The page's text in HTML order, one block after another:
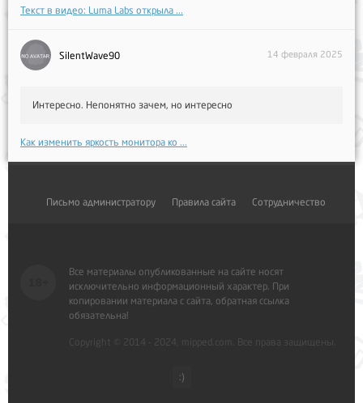
Текст в видео: Luma Labs открыла ...
SilentWave90 14 февраля 2025
Интересно. Непонятно зачем, но интересно
Как изменить яркость монитора ко ...
Письмо администратору Правила сайта Сотрудничество
Все материалы опубликованные на сайте носят
исключительно информационный характер. При
копировании материала с сайта, обратная ссылка
обязательна!
Copyright © 2014 - 2024, mipped.com. Все права защищены.
:)